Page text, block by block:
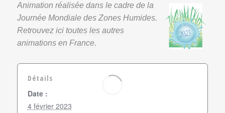
Animation réalisée dans le cadre de la
Journée Mondiale des Zones Humides.
Retrouvez ici toutes les autres
animations en France.
Détails
Date :
4 février 2023